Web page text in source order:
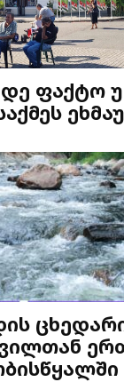
ფაქტო